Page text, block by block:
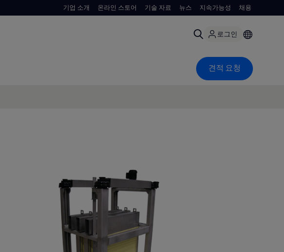
기업 소개 온라인 스토어 기술 자료 뉴스 지속가능성 채용
로그인
견적 요청